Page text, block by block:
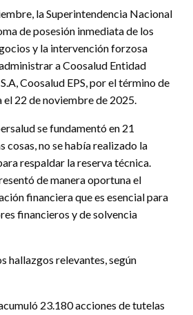
la Superintendencia Nacional
de posesión inmediata de los
y la intervención forzosa
a Coosalud Entidad
Coosalud EPS, por el término de
el 22 de noviembre de 2025.
se fundamentó en 21
cosas, no se había realizado la
respaldar la reserva técnica.
de manera oportuna el
financiera que es esencial para
financieros y de solvencia
hallazgos relevantes, según
23.180 acciones de tutelas